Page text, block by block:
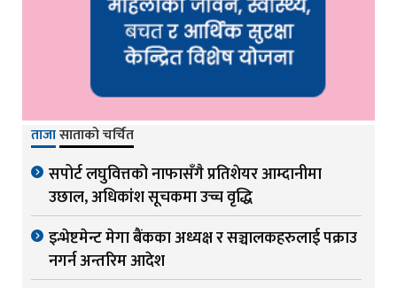
ताजासाताको चर्चित
सपोर्ट लघुवित्तको नाफासँगै प्रतिशेयर आम्दानीमा
उछाल, अधिकांश सूचकमा उच्च वृद्धि
इन्भेष्टमेन्ट मेगा बैंकका अध्यक्ष र सञ्चालकहरुलाई पक्राउ
नगर्न अन्तरिम आदेश